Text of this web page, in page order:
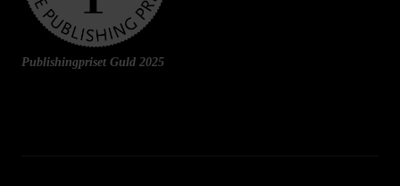
Publishingpriset Guld 2025